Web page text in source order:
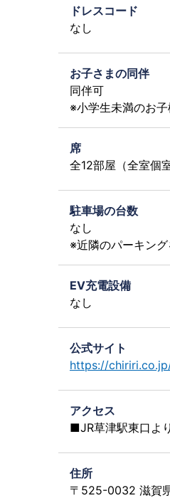
ドレスコード
なし
お子さまの同伴
同伴可
※小学生未満のお子
席
全12部屋（全室個
駐車場の台数
なし
※近隣のパーキング
EV充電設備
なし
公式サイト
https://
アクセス
■JR草津駅東口よ
住所
〒525-0032 滋賀